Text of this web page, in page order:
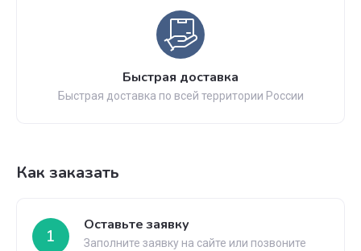
Быстрая доставка
Быстрая доставка по всей территории России
Как заказать
1
Оставьте заявку
Заполните заявку на сайте или позвоните